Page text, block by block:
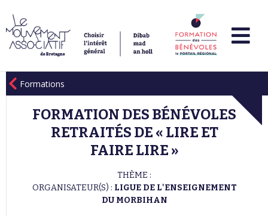
Formations
FORMATION DES BÉNÉVOLES
RETRAITÉS DE « LIRE ET
FAIRE LIRE »
THÈME :
ORGANISATEUR(S) : LIGUE DE L'ENSEIGNEMENT
DU MORBIHAN